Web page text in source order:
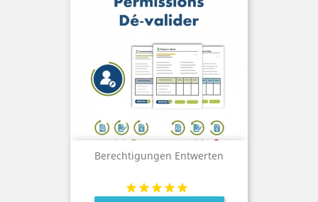
Berechtigungen Entwerten